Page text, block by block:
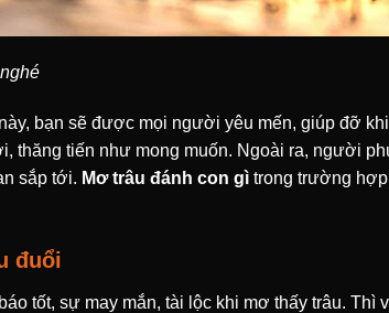
bạn sẽ được mọi người yêu mến, giúp đỡ
thăng tiến như mong muốn. Ngoài ra, người
sắp tới. Mơ trâu đánh con gì trong trường
đuổi
tốt, sự may mắn, tài lộc khi mơ thấy trâu. Thì